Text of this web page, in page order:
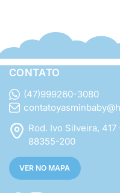
CONTATO
(47)999260-3080
Rod. Ivo Silveira,
88355-200
VER NO MAPA